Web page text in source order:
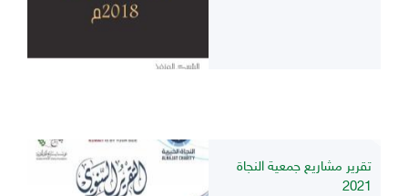
تقرير مشاريع جمعية النجاة
2021